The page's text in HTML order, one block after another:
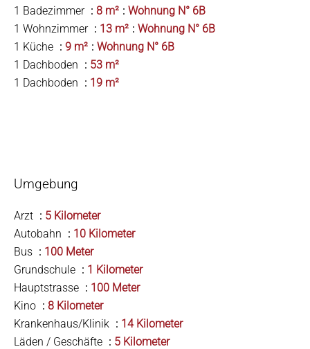
1 Badezimmer
8 m²
Wohnung N° 6B
1 Wohnzimmer
13 m²
Wohnung N° 6B
1 Küche
9 m²
Wohnung N° 6B
1 Dachboden
53 m²
1 Dachboden
19 m²
Umgebung
Arzt
5 Kilometer
Autobahn
10 Kilometer
Bus
100 Meter
Grundschule
1 Kilometer
Hauptstrasse
100 Meter
Kino
8 Kilometer
Krankenhaus/Klinik
14 Kilometer
Läden / Geschäfte
5 Kilometer